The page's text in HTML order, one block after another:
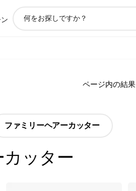
ページ内の結果
ファミリーヘアーカッター
ッター